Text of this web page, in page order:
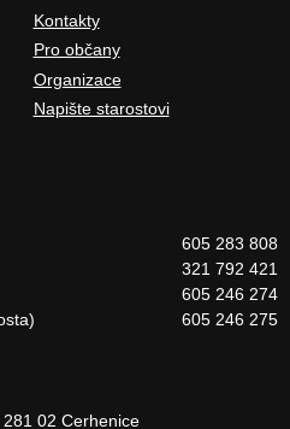
Kontakty
Pro občany
Organizace
Napište starostovi
605 283 808
321 792 421
605 246 274
605 246 275
02 Cerhenice